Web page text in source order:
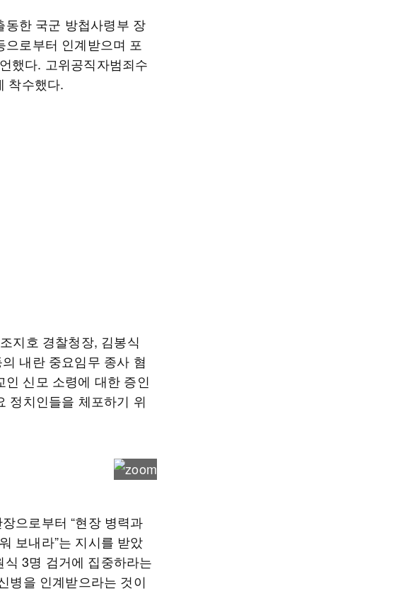
동한 국군 방첩사령부 장
로부터 인계받으며 포
했다. 고위공직자범죄수
착수했다.
지호 경찰청장, 김봉식
내란 중요임무 종사 혐
신모 소령에 대한 증인
정치인들을 체포하기 위
으로부터 “현장 병력과
보내라”는 지시를 받았
3명 검거에 집중하라는
병을 인계받으라는 것이